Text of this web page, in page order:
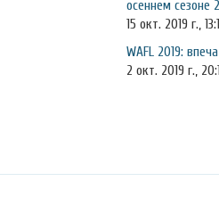
осеннем сезоне
15 окт. 2019 г.,
WAFL 2019:
2 окт. 2019 г.,